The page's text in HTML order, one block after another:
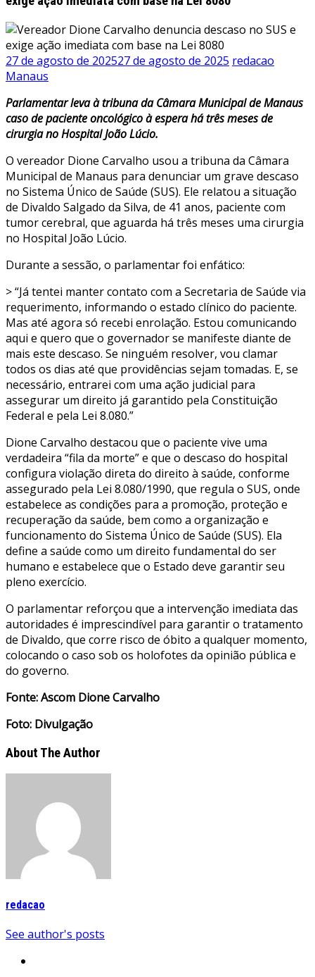
27 de agosto de 202527 de agosto de 2025 redacao
Manaus
Parlamentar leva à tribuna da Câmara Municipal de Manaus
caso de paciente oncológico à espera há três meses de
cirurgia no Hospital João Lúcio.
O vereador Dione Carvalho usou a tribuna da Câmara
Municipal de Manaus para denunciar um grave descaso
no Sistema Único de Saúde (SUS). Ele relatou a situação
de Divaldo Salgado da Silva, de 41 anos, paciente com
tumor cerebral, que aguarda há três meses uma cirurgia
no Hospital João Lúcio.
Durante a sessão, o parlamentar foi enfático:
> “Já tentei manter contato com a Secretaria de Saúde via
requerimento, informando o estado clínico do paciente.
Mas até agora só recebi enrolação. Estou comunicando
aqui e quero que o governador se manifeste diante de
mais este descaso. Se ninguém resolver, vou clamar
todos os dias até que providências sejam tomadas. E, se
necessário, entrarei com uma ação judicial para
assegurar um direito já garantido pela Constituição
Federal e pela Lei 8.080.”
Dione Carvalho destacou que o paciente vive uma
verdadeira “fila da morte” e que o descaso do hospital
configura violação direta do direito à saúde, conforme
assegurado pela Lei 8.080/1990, que regula o SUS, onde
estabelece as condições para a promoção, proteção e
recuperação da saúde, bem como a organização e
funcionamento do Sistema Único de Saúde (SUS). Ela
define a saúde como um direito fundamental do ser
humano e estabelece que o Estado deve garantir seu
pleno exercício.
O parlamentar reforçou que a intervenção imediata das
autoridades é imprescindível para garantir o tratamento
de Divaldo, que corre risco de óbito a qualquer momento,
colocando o caso sob os holofotes da opinião pública e
do governo.
Fonte: Ascom Dione Carvalho
Foto: Divulgação
About The Author
redacao
See author's posts